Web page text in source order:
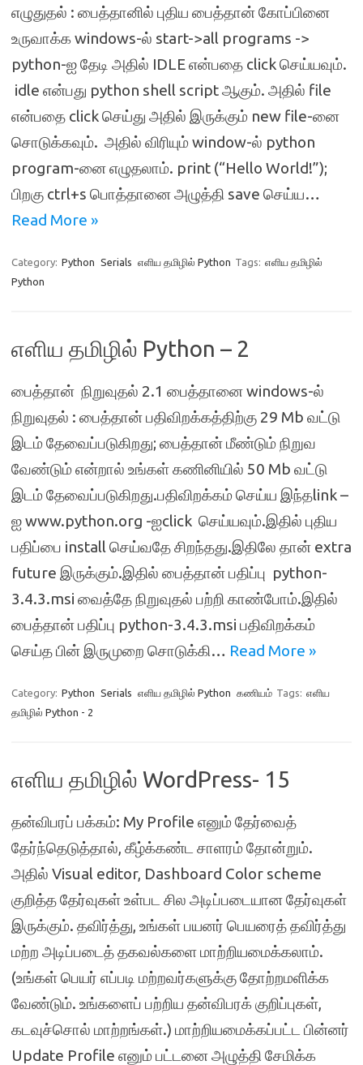
எழுதுதல் : பைத்தானில் புதிய பைத்தான் கோப்பினை
உருவாக்க windows-ல் start->all programs ->
python-ஐ தேடி அதில் IDLE என்பதை click செய்யவும்.
idle என்பது python shell script ஆகும். அதில் file
என்பதை click செய்து அதில் இருக்கும் new file-னை
சொடுக்கவும். அதில் விரியும் window-ல் python
program-னை எழுதலாம். print (“Hello World!”);
பிறகு ctrl+s பொத்தானை அழுத்தி save செய்ய…
Read More »
Category: Python Serials எளிய தமிழில் Python Tags: எளிய தமிழில்
Python
எளிய தமிழில் Python – 2
பைத்தான் நிறுவுதல் 2.1 பைத்தானை windows-ல்
நிறுவுதல் : பைத்தான் பதிவிறக்கத்திற்கு 29 Mb வட்டு
இடம் தேவைப்படுகிறது; பைத்தான் மீண்டும் நிறுவ
வேண்டும் என்றால் உங்கள் கணினியில் 50 Mb வட்டு
இடம் தேவைப்படுகிறது.பதிவிறக்கம் செய்ய இந்தlink –
ஐ www.python.org -ஐclick செய்யவும்.இதில் புதிய
பதிப்பை install செய்வதே சிறந்தது.இதிலே தான் extra
future இருக்கும்.இதில் பைத்தான் பதிப்பு python-
3.4.3.msi வைத்தே நிறுவுதல் பற்றி காண்போம்.இதில்
பைத்தான் பதிப்பு python-3.4.3.msi பதிவிறக்கம்
செய்த பின் இருமுறை சொடுக்கி… Read More »
Category: Python Serials எளிய தமிழில் Python கணியம் Tags: எளிய
தமிழில் Python - 2
எளிய தமிழில் WordPress- 15
தன்விபரப் பக்கம்: My Profile எனும் தேர்வைத்
தேர்ந்தெடுத்தால், கீழ்க்கண்ட சாளரம் தோன்றும்.
அதில் Visual editor, Dashboard Color scheme
குறித்த தேர்வுகள் உள்பட சில அடிப்படையான தேர்வுகள்
இருக்கும். தவிர்த்து, உங்கள் பயனர் பெயரைத் தவிர்த்து
மற்ற அடிப்படைத் தகவல்களை மாற்றியமைக்கலாம்.
(உங்கள் பெயர் எப்படி மற்றவர்களுக்கு தோற்றமளிக்க
வேண்டும். உங்களைப் பற்றிய தன்விபரக் குறிப்புகள்,
கடவுச்சொல் மாற்றங்கள்.) மாற்றியமைக்கப்பட்ட பின்னர்
Update Profile எனும் பட்டனை அழுத்தி சேமிக்க